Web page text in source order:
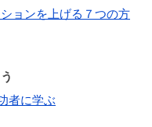
ョンを上げる７つの方
者に学ぶ